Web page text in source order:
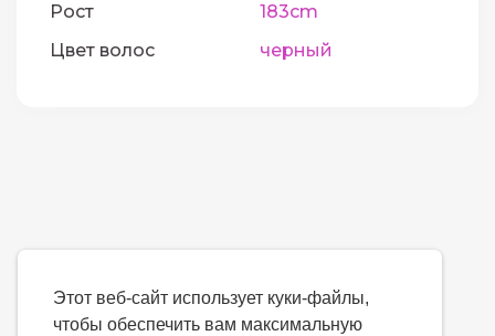
Этот веб-сайт использует куки-файлы,
чтобы обеспечить вам максимальную
Рост
183cm
Цвет волос
черный